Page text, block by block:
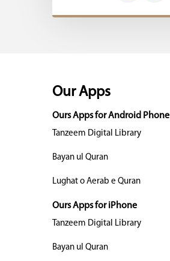
Our Apps
Ours Apps for Android Phone
Tanzeem Digital Library
Bayan ul Quran
Lughat o Aerab e Quran
Ours Apps for iPhone
Tanzeem Digital Library
Bayan ul Quran